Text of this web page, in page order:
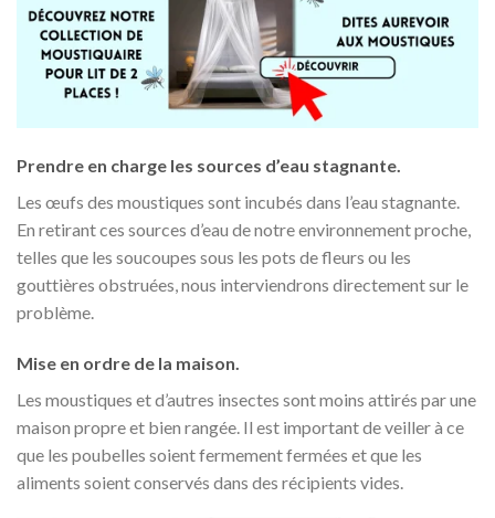
Prendre en charge les sources d’eau stagnante.
Les œufs des moustiques sont incubés dans l’eau stagnante.
En retirant ces sources d’eau de notre environnement proche,
telles que les soucoupes sous les pots de fleurs ou les
gouttières obstruées, nous interviendrons directement sur le
problème.
Mise en ordre de la maison.
Les moustiques et d’autres insectes sont moins attirés par une
maison propre et bien rangée. Il est important de veiller à ce
que les poubelles soient fermement fermées et que les
aliments soient conservés dans des récipients vides.